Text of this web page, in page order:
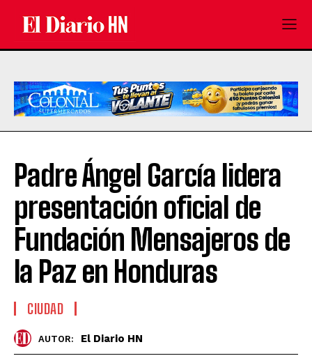
Padre Ángel García lidera
presentación oficial de
Fundación Mensajeros de
la Paz en Honduras
CIUDAD
AUTOR: El Diario HN